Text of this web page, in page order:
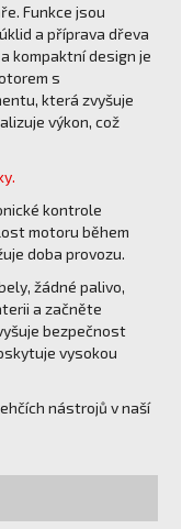
Funkce jsou
a příprava dřeva
kompaktní design je
s
která zvyšuje
výkon, což
kontrole
motoru během
doba provozu.
žádné palivo,
a začněte
bezpečnost
vysokou
nástrojů v naší